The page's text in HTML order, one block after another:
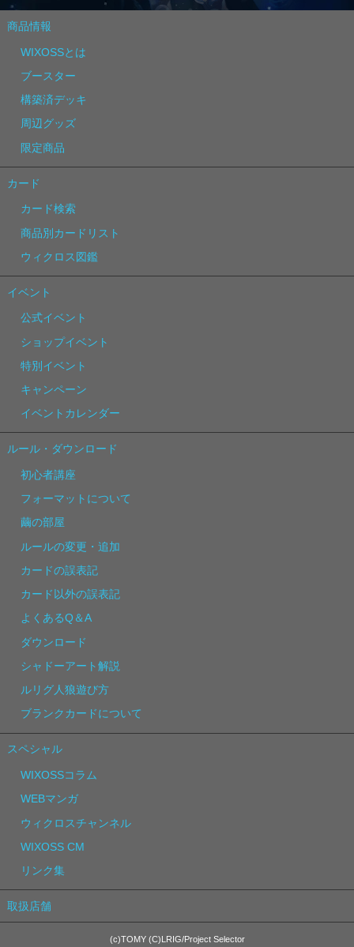
商品情報
WIXOSSとは
ブースター
構築済デッキ
周辺グッズ
限定商品
カード
カード検索
商品別カードリスト
ウィクロス図鑑
イベント
公式イベント
ショップイベント
特別イベント
キャンペーン
イベントカレンダー
ルール・ダウンロード
初心者講座
フォーマットについて
繭の部屋
ルールの変更・追加
カードの誤表記
カード以外の誤表記
よくあるQ＆A
ダウンロード
シャドーアート解説
ルリグ人狼遊び方
ブランクカードについて
スペシャル
WIXOSSコラム
WEBマンガ
ウィクロスチャンネル
WIXOSS CM
リンク集
取扱店舗
(c)TOMY (C)LRIG/Project Selector